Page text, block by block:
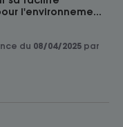
l'environneme...
du 08/04/2025 par